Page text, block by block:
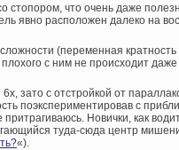
стопором, что очень даже
явно расположен далеко на
(переменная кратность
с ним не происходит
зато с отстройкой от
поэкспериментировав с
Новички, как
туда-сюда центр
«).